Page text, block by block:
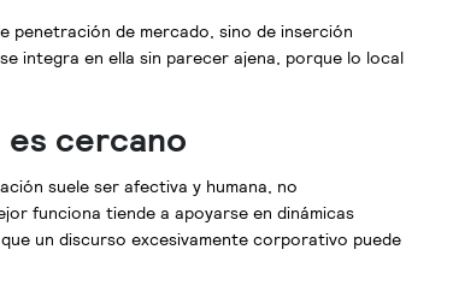
penetración de mercado, sino de inserción
integra en ella sin parecer ajena, porque lo local
cercano
suele ser afectiva y humana, no
funciona tiende a apoyarse en dinámicas
un discurso excesivamente corporativo puede